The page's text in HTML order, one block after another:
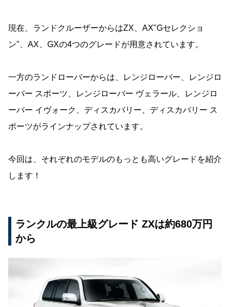
現在、ランドクルーザーからはZX、AX"Gセレクショ
ン"、AX、GXの4つのグレードが用意されています。
一方のランドローバーからは、レンジローバー、レンジロ
ーバー スポーツ、レンジローバー ヴェラール、レンジロ
ーバー イヴォーク、ディスカバリー、ディスカバリー ス
ポーツがラインナップされています。
今回は、それぞれのモデルのもっとも高いグレードを紹介
します！
ランクルの最上級グレード ZXは約680万円
から